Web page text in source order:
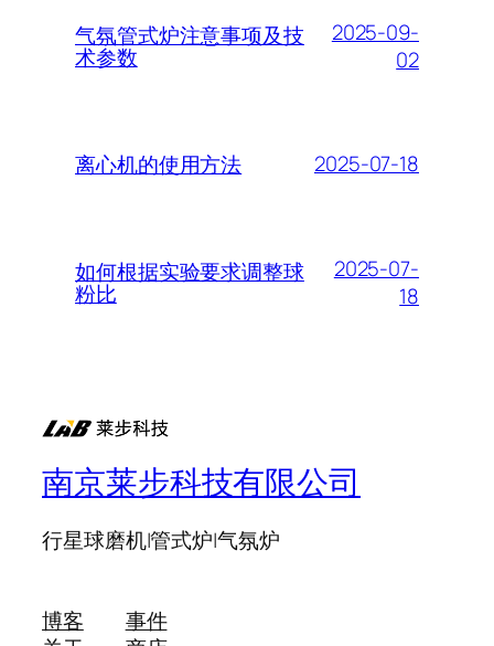
气氛管式炉注意事项及技
术参数
2025-09-
02
离心机的使用方法 2025-07-18
如何根据实验要求调整球
粉比
2025-07-
18
南京莱步科技有限公司
行星球磨机|管式炉|气氛炉
博客
事件